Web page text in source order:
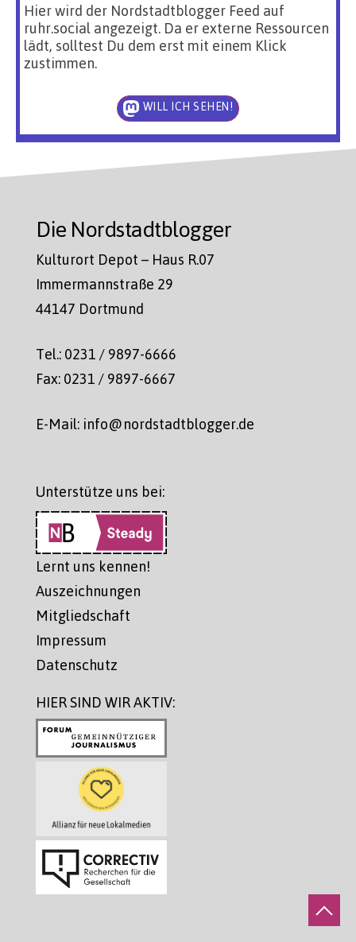
Hier wird der Nordstadtblogger Feed auf
ruhr.social angezeigt. Da er externe Ressourcen
lädt, solltest Du dem erst mit einem Klick
zustimmen.
WILL ICH SEHEN!
Die Nordstadtblogger
Kulturort Depot – Haus R.07
Immermannstraße 29
44147 Dortmund
Tel.: 0231 / 9897-6666
Fax: 0231 / 9897-6667
E-Mail: info@nordstadtblogger.de
Unterstütze uns bei:
Lernt uns kennen!
Auszeichnungen
Mitgliedschaft
Impressum
Datenschutz
HIER SIND WIR AKTIV: